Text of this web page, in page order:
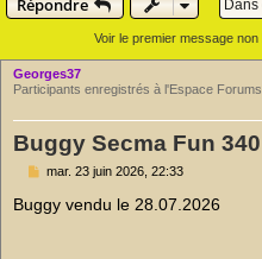
Répondre
Voir le premier message non
Georges37
Participants enregistrés à l'Espace
Buggy Secma Fun
M
s
s
mar. 23 juin 2026, 22:33
Buggy vendu le 28.07.2026